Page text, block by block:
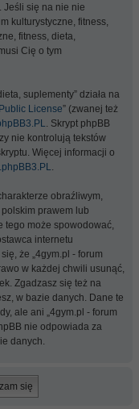
Jeśli się na nie nie
kulturystyczne, fitness,
fitness, dieta,
Cię o tym
suplementy” działa na
License” (zwanej też
. Skrypt phpBB
nie kontrolują tekstów
Więcej informacji o
.
obraźliwym,
prawem lub
tego może spowodować,
internetu
że „4gym.pl - forum
w każdej chwili usunąć,
Zgadzasz się też na
w bazie danych. Dane te
ale ani „4gym.pl - forum
nie odpowiada za
danych.